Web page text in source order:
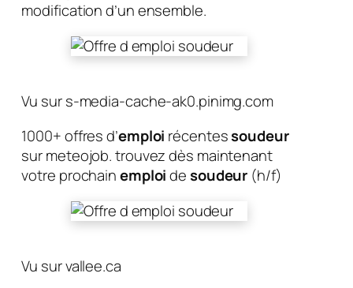
modification d’un ensemble.
Vu sur s-media-cache-ak0.pinimg.com
1000+ offres d’emploi récentessoudeur
sur meteojob. trouvez dès maintenant
votre prochainemploidesoudeur (h/f)
Vu sur vallee.ca